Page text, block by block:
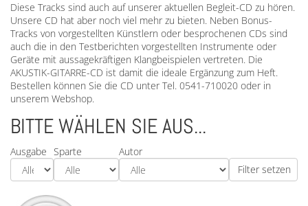
Diese Tracks sind auch auf unserer aktuellen Begleit-CD zu hören.
Unsere CD hat aber noch viel mehr zu bieten. Neben Bonus-
Tracks von vorgestellten Künstlern oder besprochenen CDs sind
auch die in den Testberichten vorgestellten Instrumente oder
Geräte mit aussagekräftigen Klangbeispielen vertreten. Die
AKUSTIK-GITARRE-CD ist damit die ideale Ergänzung zum Heft.
Bestellen können Sie die CD unter Tel. 0541-710020 oder in
unserem Webshop.
BITTE WÄHLEN SIE AUS...
Ausgabe Sparte Autor